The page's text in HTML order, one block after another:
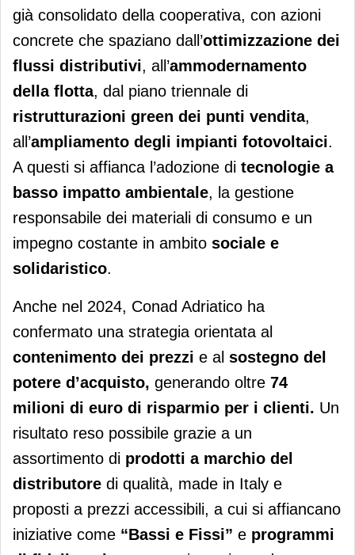
già consolidato della cooperativa, con azioni
concrete che spaziano dall’ottimizzazione dei
flussi distributivi, all’ammodernamento
della flotta, dal piano triennale di
ristrutturazioni green dei punti vendita,
all’ampliamento degli impianti fotovoltaici.
A questi si affianca l’adozione di tecnologie a
basso impatto ambientale, la gestione
responsabile dei materiali di consumo e un
impegno costante in ambito sociale e
solidaristico.
Anche nel 2024, Conad Adriatico ha
confermato una strategia orientata al
contenimento dei prezzi e al sostegno del
potere d’acquisto, generando oltre 74
milioni di euro di risparmio per i clienti. Un
risultato reso possibile grazie a un
assortimento di prodotti a marchio del
distributore di qualità, made in Italy e
proposti a prezzi accessibili, a cui si affiancano
iniziative come “Bassi e Fissi” e programmi